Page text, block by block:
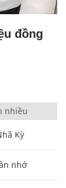
đồng
nhiều
Kỳ
nhớ